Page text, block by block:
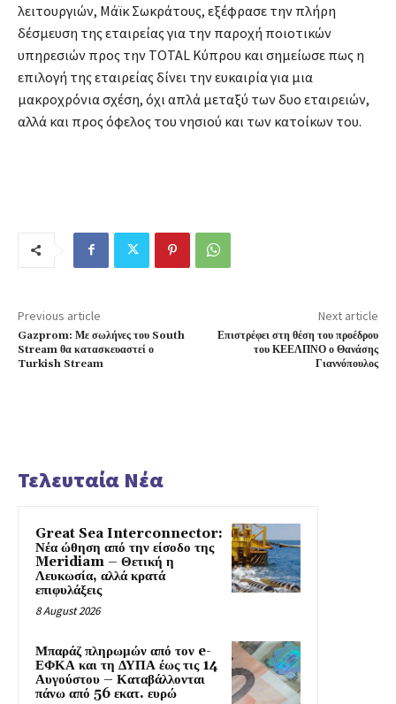
λειτουργιών, Μάϊκ Σωκράτους, εξέφρασε την πλήρη
δέσμευση της εταιρείας για την παροχή ποιοτικών
υπηρεσιών προς την TOTAL Κύπρου και σημείωσε πως η
επιλογή της εταιρείας δίνει την ευκαιρία για μια
μακροχρόνια σχέση, όχι απλά μεταξύ των δυο εταιρειών,
αλλά και προς όφελος του νησιού και των κατοίκων του.
Previous article
Gazprom: Με σωλήνες του South
Stream θα κατασκευαστεί ο
Turkish Stream
Next article
Επιστρέφει στη θέση του προέδρου
του ΚΕΕΛΠΝΟ ο Θανάσης
Γιαννόπουλος
Τελευταία Νέα
Great Sea Interconnector:
Νέα ώθηση από την είσοδο της
Meridiam – Θετική η
Λευκωσία, αλλά κρατά
επιφυλάξεις
8 August 2026
Μπαράζ πληρωμών από τον e-
ΕΦΚΑ και τη ΔΥΠΑ έως τις 14
Αυγούστου – Καταβάλλονται
πάνω από 56 εκατ. ευρώ